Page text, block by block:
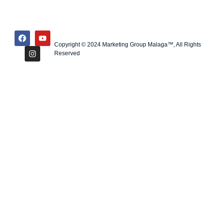
Copyright © 2024 Marketing Group Malaga™, All Rights
Reserved